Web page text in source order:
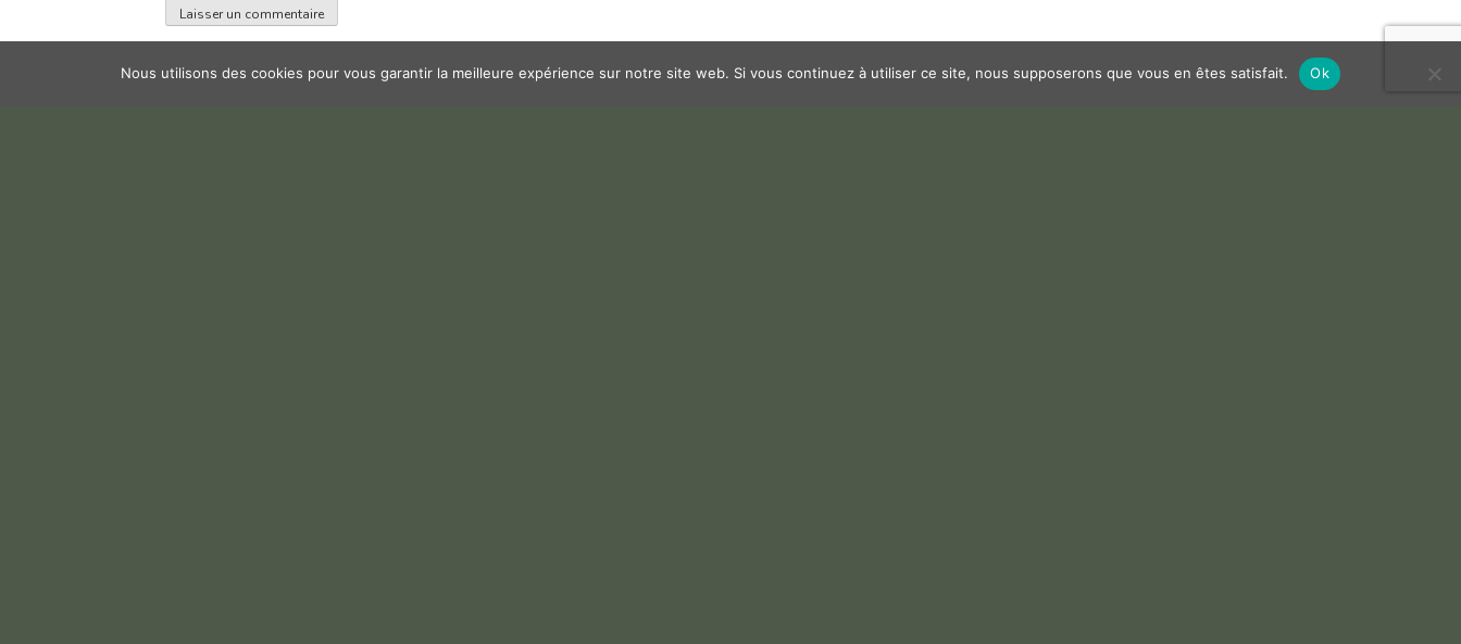
Nous utilisons des cookies pour vous garantir la meilleure expérience sur notre site web. Si vous continuez à utiliser ce site, nous supposerons que vous en êtes satisfait. Ok